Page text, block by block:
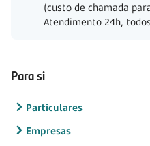
(custo de chamada
Atendimento 24h,
Para si
Particulares
Empresas